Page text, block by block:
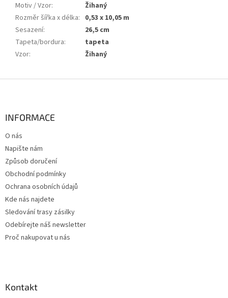
Motiv / Vzor:
Žihaný
Rozměr šířka x délka: 0,53 x 10,05 m
Sesazení:
26,5 cm
Tapeta/bordura:
tapeta
Vzor: Žihaný
INFORMACE
O nás
Napište nám
Způsob doručení
Obchodní podmínky
Ochrana osobních údajů
Kde nás najdete
Sledování trasy zásilky
Odebírejte náš newsletter
Proč nakupovat u nás
Kontakt